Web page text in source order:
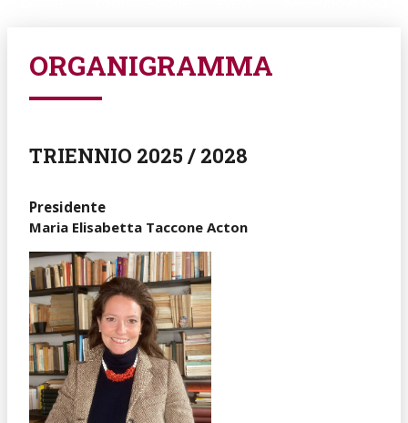
ORGANIGRAMMA
TRIENNIO 2025 / 2028
Presidente
Maria Elisabetta Taccone Acton